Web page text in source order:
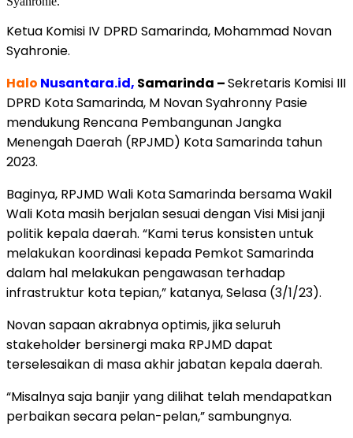
Ketua Komisi IV DPRD Samarinda, Mohammad Novan
Syahronie.
Halo Nusantara.id, Samarinda –Sekretaris Komisi III
DPRD Kota Samarinda, M Novan Syahronny Pasie
mendukung Rencana Pembangunan Jangka
Menengah Daerah (RPJMD) Kota Samarinda tahun
2023.
Baginya, RPJMD Wali Kota Samarinda bersama Wakil
Wali Kota masih berjalan sesuai dengan Visi Misi janji
politik kepala daerah. “Kami terus konsisten untuk
melakukan koordinasi kepada Pemkot Samarinda
dalam hal melakukan pengawasan terhadap
infrastruktur kota tepian,” katanya, Selasa (3/1/23).
Novan sapaan akrabnya optimis, jika seluruh
stakeholder bersinergi maka RPJMD dapat
terselesaikan di masa akhir jabatan kepala daerah.
“Misalnya saja banjir yang dilihat telah mendapatkan
perbaikan secara pelan-pelan,” sambungnya.